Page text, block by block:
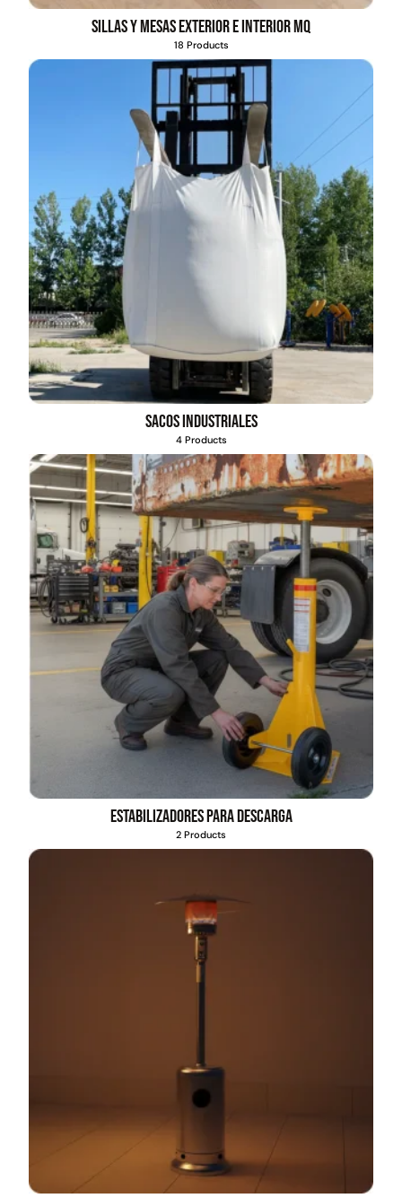
Sillas y mesas exterior e interior MQ
18 Products
Sacos industriales
4 Products
Estabilizadores para descarga
2 Products